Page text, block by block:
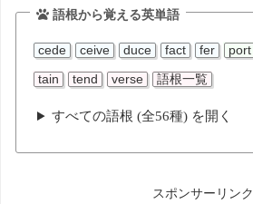
語根から覚える英単語
cede ceive duce fact fer port
tain tend verse 語根一覧
すべての語根 (全56種) を開く
スポンサーリンク